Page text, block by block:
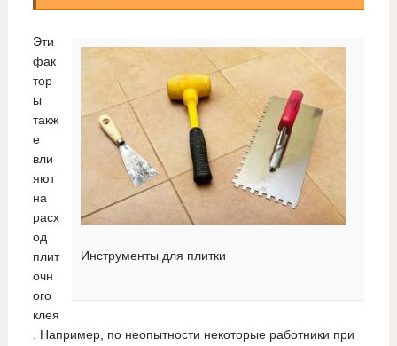
Инструменты для плитки
Эти
фак
тор
ы
такж
е
вли
яют
на
расх
од
плит
очн
ого
клея
. Например, по неопытности некоторые работники при